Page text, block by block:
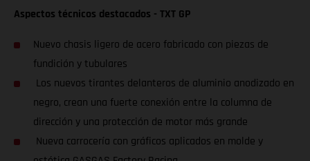
Aspectos técnicos destacados - TXT GP
Nuevo chasis ligero de acero fabricado con piezas de
fundición y tubulares
Los nuevos tirantes delanteros de aluminio anodizado en
negro, crean una fuerte conexión entre la columna de
dirección y una protección de motor más grande
Nueva carrocería con gráficos aplicados en molde y